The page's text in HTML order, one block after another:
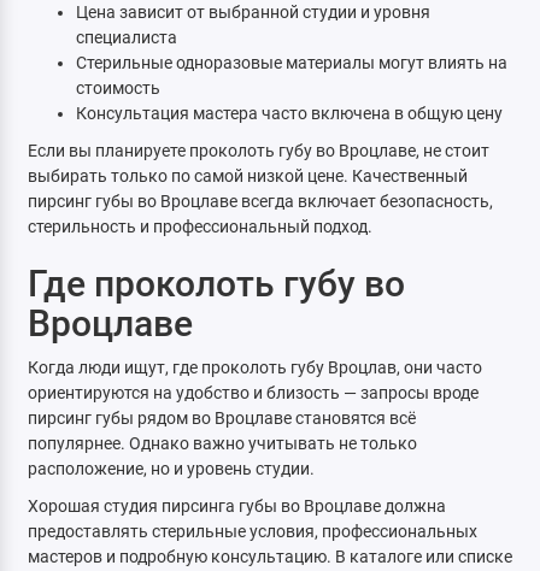
Цена зависит от выбранной студии и уровня
специалиста
Стерильные одноразовые материалы могут влиять на
стоимость
Консультация мастера часто включена в общую цену
Если вы планируете проколоть губу во Вроцлаве, не стоит
выбирать только по самой низкой цене. Качественный
пирсинг губы во Вроцлаве всегда включает безопасность,
стерильность и профессиональный подход.
Где проколоть губу во
Вроцлаве
Когда люди ищут, где проколоть губу Вроцлав, они часто
ориентируются на удобство и близость — запросы вроде
пирсинг губы рядом во Вроцлаве становятся всё
популярнее. Однако важно учитывать не только
расположение, но и уровень студии.
Хорошая студия пирсинга губы во Вроцлаве должна
предоставлять стерильные условия, профессиональных
мастеров и подробную консультацию. В каталоге или списке